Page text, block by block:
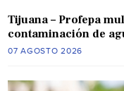
Tijuana – Profepa
contaminación de
07 AGOSTO 2026